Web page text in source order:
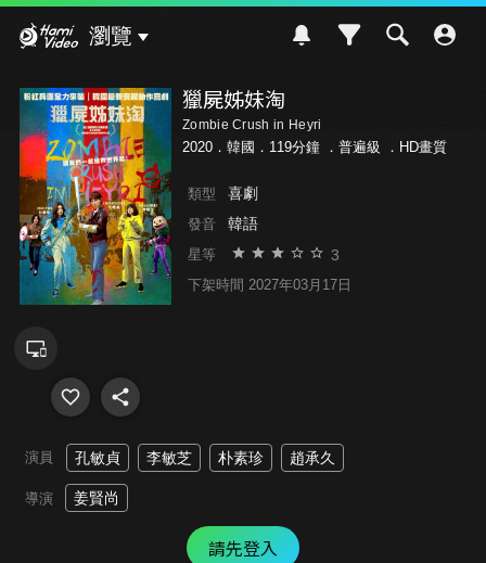
瀏覽
獵屍姊妹淘
Zombie Crush in Heyri
2020．韓國．119分鐘 ． 普遍級 ．HD畫質
類型 喜劇
發音 韓語
星等 3
下架時間 2027年03月17日
演員 孔敏貞 李敏芝 朴素珍 趙承久
導演 姜賢尚
請先登入